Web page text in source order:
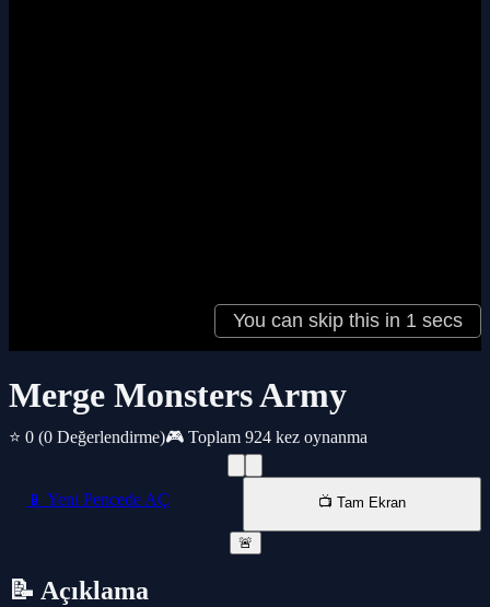
Merge Monsters Army
⭐ 0 (0 Değerlendirme)🎮 Toplam 924 kez oynanma
📱 Yeni Pencede AÇ 📺 Tam Ekran
🚨
📝 Açıklama